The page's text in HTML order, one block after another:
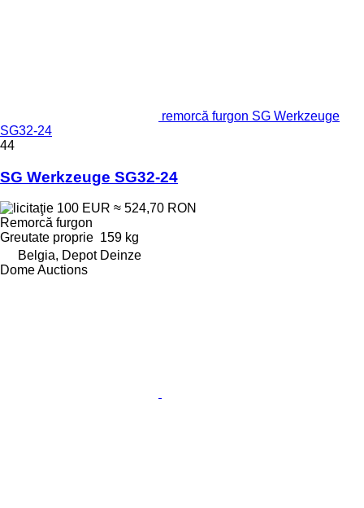
remorcă furgon SG Werkzeuge
SG32-24
44
SG Werkzeuge SG32-24
100 EUR ≈ 524,70 RON
Remorcă furgon
Greutate proprie 159 kg
Belgia, Depot Deinze
Dome Auctions